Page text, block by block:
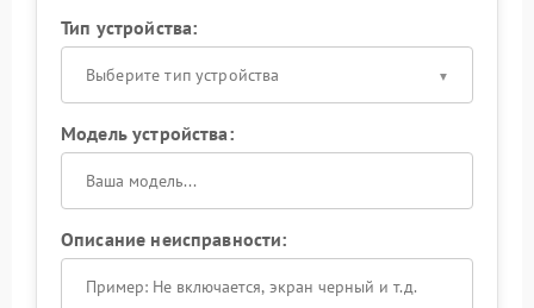
Тип устройства:
Выберите тип устройства
Модель устройства:
Описание неисправности: